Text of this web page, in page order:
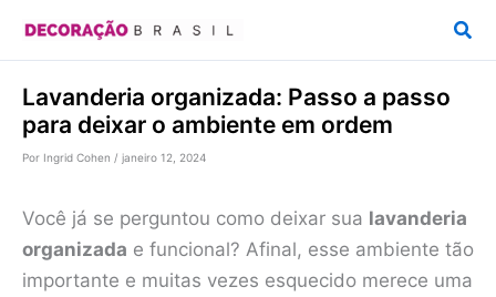
conteúdo
Lavanderia organizada: Passo a passo
para deixar o ambiente em ordem
Por Ingrid Cohen / janeiro 12, 2024
Você já se perguntou como deixar sua lavanderia
organizada e funcional? Afinal, esse ambiente tão
importante e muitas vezes esquecido merece uma